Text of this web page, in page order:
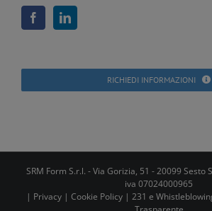
RICHIEDI INFORMAZIONI
SRM Form S.r.l. - Via Gorizia, 51 - 20099 Sesto
iva 07024000965
| Privacy| Cookie Policy| 231 e